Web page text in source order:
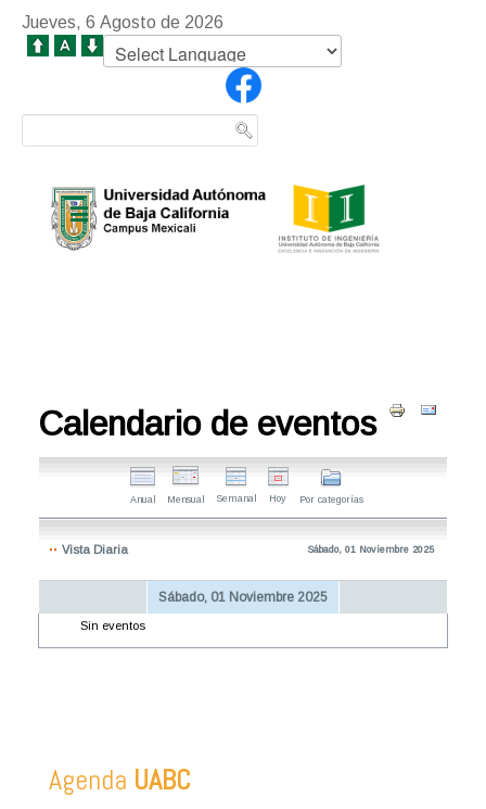
Jueves, 6 Agosto de 2026
Calendario de eventos
Anual Mensual Semanal Hoy Por categorías
Vista Diaria Sábado, 01 Noviembre 2025
Sábado, 01 Noviembre 2025
Sin eventos
Agenda UABC